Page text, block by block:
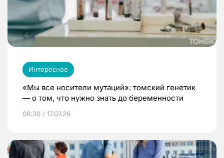
Интересное
«Мы все носители мутаций»: томский генетик
— о том, что нужно знать до беременности
08:30 / 17.07.26